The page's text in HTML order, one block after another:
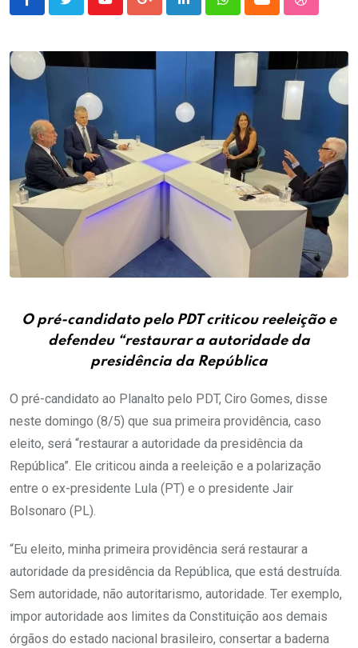
YoutubeGoogle+LinkedInWhatsappCloud
O pré-candidato pelo PDT criticou reeleição e
defendeu “restaurar a autoridade da
presidência da República
O pré-candidato ao Planalto pelo PDT, Ciro Gomes, disse
neste domingo (8/5) que sua primeira providência, caso
eleito, será “restaurar a autoridade da presidência da
República”. Ele criticou ainda a reeleição e a polarização
entre o ex-presidente Lula (PT) e o presidente Jair
Bolsonaro (PL).
“Eu eleito, minha primeira providência será restaurar a
autoridade da presidência da República, que está destruída.
Sem autoridade, não autoritarismo, autoridade. Ter exemplo,
impor autoridade aos limites da Constituição aos demais
órgãos do estado nacional brasileiro, consertar a baderna